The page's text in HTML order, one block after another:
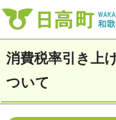
消費税率引き上
ついて